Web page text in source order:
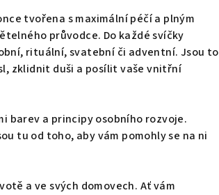
tvořena s maximální péčí a plným
průvodce. Do každé svíčky
rituální, svatební či adventní. Jsou to
zklidnit duši a posílit vaše vnitřní
barev a principy osobního rozvoje.
tu od toho, aby vám pomohly se na ni
a ve svých domovech. Ať vám